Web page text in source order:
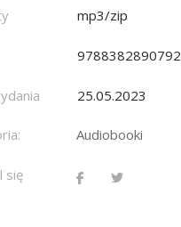
mp3/zip
9788382890792
25.05.2023
Audiobooki
się